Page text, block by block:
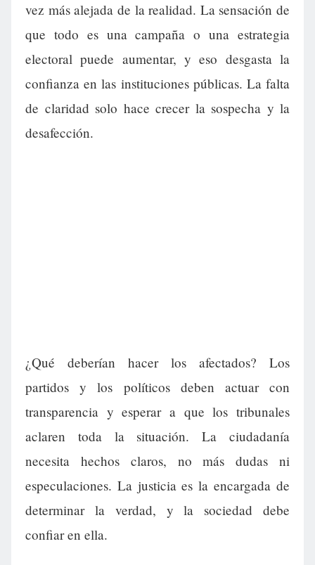
vez más alejada de la realidad. La sensación de
que todo es una campaña o una estrategia
electoral puede aumentar, y eso desgasta la
confianza en las instituciones públicas. La falta
de claridad solo hace crecer la sospecha y la
desafección.
¿Qué deberían hacer los afectados? Los
partidos y los políticos deben actuar con
transparencia y esperar a que los tribunales
aclaren toda la situación. La ciudadanía
necesita hechos claros, no más dudas ni
especulaciones. La justicia es la encargada de
determinar la verdad, y la sociedad debe
confiar en ella.